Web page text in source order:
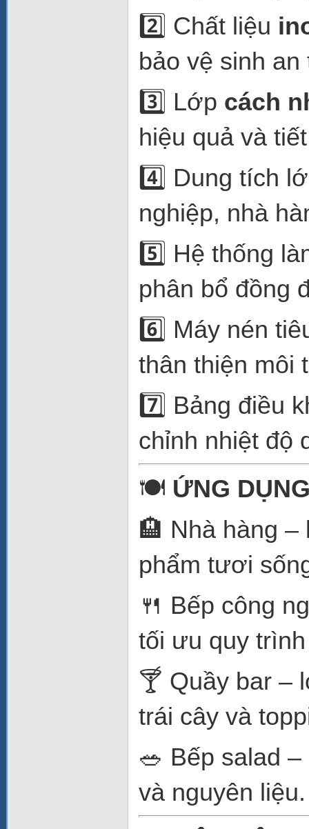
2️⃣ Chất liệu
bảo vệ sinh
3️⃣ Lớp cách
hiệu quả và
4️⃣ Dung tích
nghiệp, nhà
5️⃣ Hệ thống
phân bổ đồng
6️⃣ Máy nén
thân thiện môi
7️⃣ Bảng điều
chỉnh nhiệt độ
🍽️ ỨNG
🏨 Nhà hàng
phẩm tươi
🍴 Bếp công
tối ưu quy
🍸 Quầy bar –
trái cây và
🥗 Bếp salad
và nguyên liệu.